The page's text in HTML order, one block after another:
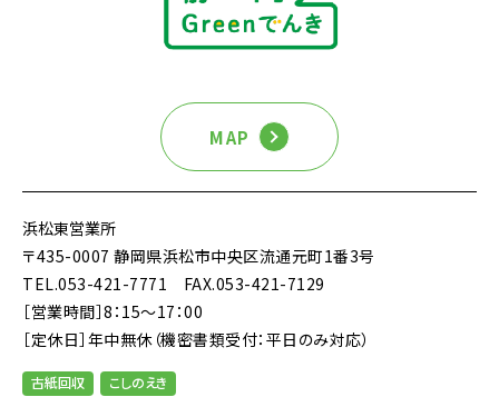
MAP
浜松東営業所
〒435-0007 静岡県浜松市中央区流通元町1番3号
TEL.053-421-7771 FAX.053-421-7129
［営業時間］8：15～17：00
［定休日］年中無休（機密書類受付：平日のみ対応）
古紙回収 こしのえき